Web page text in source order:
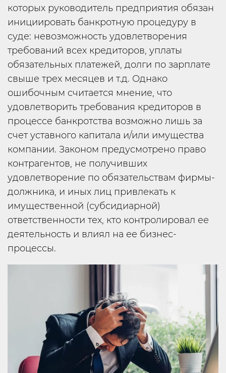
которых руководитель предприятия обязан
инициировать банкротную процедуру в
суде: невозможность удовлетворения
требований всех кредиторов, уплаты
обязательных платежей, долги по зарплате
свыше трех месяцев и т.д. Однако
ошибочным считается мнение, что
удовлетворить требования кредиторов в
процессе банкротства возможно лишь за
счет уставного капитала и/или имущества
компании. Законом предусмотрено право
контрагентов, не получивших
удовлетворение по обязательствам фирмы-
должника, и иных лиц привлекать к
имущественной (субсидиарной)
ответственности тех, кто контролировал ее
деятельность и влиял на ее бизнес-
процессы.